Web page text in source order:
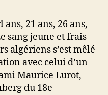
ans, 21 ans, 26 ans,
sang jeune et frais
algériens s’est mêlé
avec celui d’un
Maurice Lurot,
du 18e